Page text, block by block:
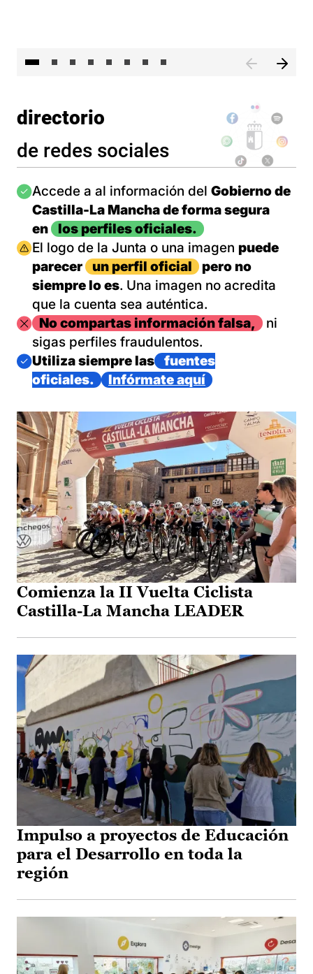
directorio
de redes sociales
Imagen
Accede a al información del Gobierno de
Castilla-La Mancha de forma segura
en
los perfiles oficiales.
Imagen
El logo de la Junta o una imagen puede
parecer
un perfil oficial
pero no
siempre lo es. Una imagen no acredita
que la cuenta sea auténtica.
ImagenNo compartas información falsa,
ni
sigas perfiles fraudulentos.
Imagen
Utiliza siempre las
fuentes
oficiales.
Infórmate aquí
Comienza la II Vuelta Ciclista
Castilla-La Mancha LEADER
Impulso a proyectos de Educación
para el Desarrollo en toda la
región